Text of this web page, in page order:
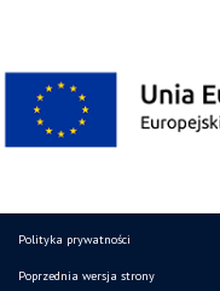
Polityka prywatności
Poprzednia wersja strony